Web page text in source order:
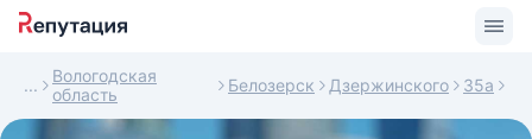
Вологодская
область
Белозерск Дзержинского 35а